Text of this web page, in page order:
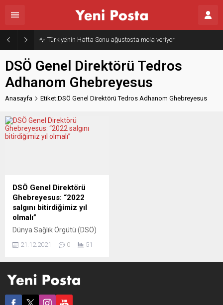
Türkiye’nin Hafta Sonu ağustosta mola veriyor
DSÖ Genel Direktörü Tedros
Adhanom Ghebreyesus
Anasayfa Etiket:DSÖ Genel Direktörü Tedros Adhanom Ghebreyesus
DSÖ Genel Direktörü
Ghebreyesus: “2022
salgını bitirdiğimiz yıl
olmalı”
Dünya Sağlık Örgütü (DSÖ)
Adhanom Ghebreyesus, bu
19) nedeniyle yaşamını
2020’deki HIV/AIDS, sıtma
21.12.2021 0 51